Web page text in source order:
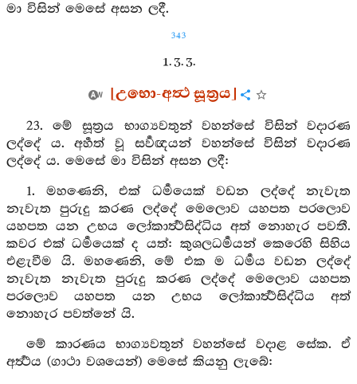
මා විසින් මෙසේ අසන ලදී.
343
1. 3. 3.
[උභො-අත්‍ථ සූත්‍රය]
23. මේ සූත්‍රය භාග්‍යවතුන් වහන්සේ විසින් වදාරණ
ලද්දේ ය. අර්‍හත් වූ සර්‍වඥයන් වහන්සේ විසින් වදාරණ
ලද්දේ ය. මෙසේ මා විසින් අසන ලදී:
1. මහණෙනි, එක් ධර්‍මයෙක් වඩන ලද්දේ නැවැත
නැවැත පුරුදු කරණ ලද්දේ මෙලොව යහපත පරලොව
යහපත යන උභය ලෝකාර්‍ත්‍ථසිද්ධිය අත් නොහැර පවතී.
කවර එක් ධර්‍මයෙක් ද යත්: කුශලධර්‍මයන් කෙරෙහි සිහිය
එළැවීම යි. මහණෙනි, මේ එක ම ධර්‍මය වඩන ලද්දේ
නැවැත නැවැත පුරුදු කරණ ලද්දේ මෙලොව යහපත
පරලොව යහපත යන උභය ලෝකාර්‍ත්‍ථසිද්ධිය අත්
නොහැර පවත්නේ යි.
මේ කාරණය භාග්‍යවතුන් වහන්සේ වදාළ සේක. ඒ
අර්‍ත්‍ථය (ගාථා වශයෙන්) මෙසේ කියනු ලැබේ: